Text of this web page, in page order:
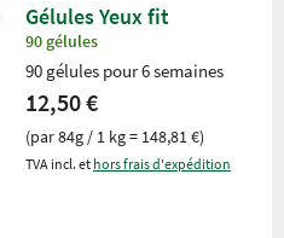
Gélules Yeux fit
90 gélules
90 gélules pour 6 semaines
12,50 €
(par 84g / 1 kg = 148,81 €)
TVA incl. et hors frais d'expédition